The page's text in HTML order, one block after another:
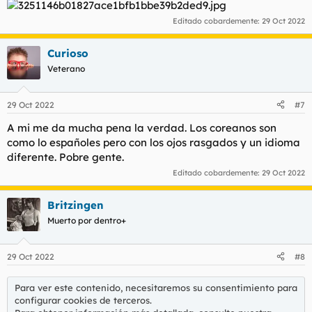
Editado cobardemente: 29 Oct 2022
Curioso
Veterano
29 Oct 2022 #7
A mi me da mucha pena la verdad. Los coreanos son
como lo españoles pero con los ojos rasgados y un idioma
diferente. Pobre gente.
Editado cobardemente: 29 Oct 2022
Britzingen
Muerto por dentro+
29 Oct 2022 #8
Para ver este contenido, necesitaremos su consentimiento para
configurar cookies de terceros.